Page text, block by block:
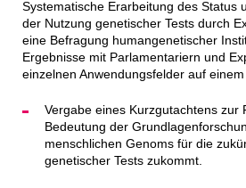
Systematische Erarbeitung des Status
der Nutzung genetischer Tests durch
eine Befragung humangenetischer
Ergebnisse mit Parlamentariern und
einzelnen Anwendungsfelder auf
Vergabe eines Kurzgutachtens zur
Bedeutung der
menschlichen Genoms für die
genetischer Tests zukommt.